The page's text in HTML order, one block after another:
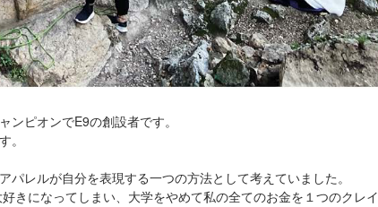
ピオンでE9の創設者です。
。
レルが自分を表現する一つの方法として考えていました。
きになってしまい、大学をやめて私の全てのお金を１つのクレイ